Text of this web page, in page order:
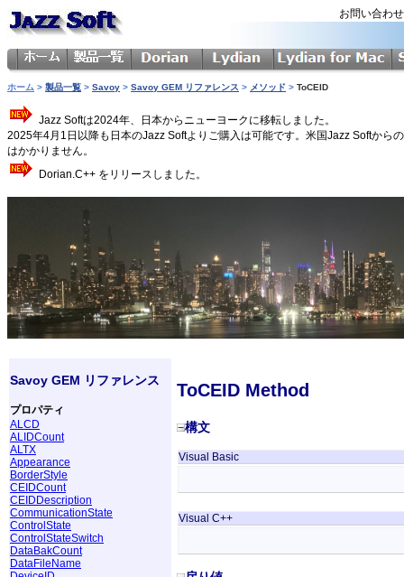
お問い合わ
ホーム > 製品一覧 > Savoy > Savoy GEM リファレンス > メソッド > ToCEID
Jazz Softは2024年、日本からニューヨークに移転しました。
2025年4月1日以降も日本のJazz Softよりご購入は可能です。米国Jazz Softから
はかかりません。
Dorian.C++ をリリースしました。
Savoy GEM リファレンス
プロパティ
ALCD
ALIDCount
ALTX
Appearance
BorderStyle
CEIDCount
CEIDDescription
CommunicationState
ControlState
ControlStateSwitch
DataBakCount
DataFileName
ToCEID Method
構文
Visual Basic
Visual C++